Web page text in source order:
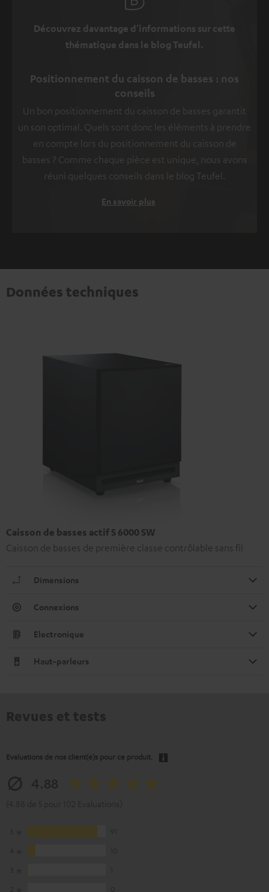
Découvrez davantage d'informations sur cette
thématique dans le blog Teufel.
Positionnement du caisson de basses : nos
conseils
Un bon positionnement du caisson de basses garantit
un son optimal. Quels sont donc les éléments à prendre
en compte lors du positionnement du caisson de
basses ? Comme chaque pièce est unique, nous avons
réuni quelques conseils dans le blog Teufel.
En savoir plus
Données techniques
Caisson de basses actif S 6000 SW
Caisson de basses de première classe contrôlable sans fil
Dimensions
Connexions
Electronique
Haut-parleurs
Evaluations de nos client(e)s pour ce produit.